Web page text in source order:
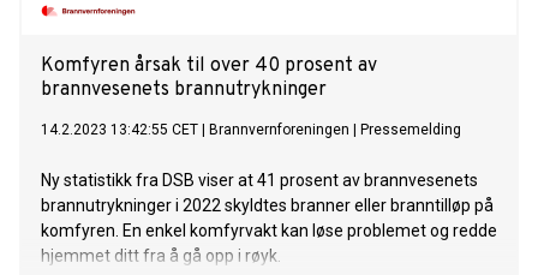
Komfyren årsak til over 40 prosent av
brannvesenets brannutrykninger
14.2.2023 13:42:55 CET Brannvernforeningen Pressemelding
Ny statistikk fra DSB viser at 41 prosent av brannvesenets
brannutrykninger i 2022 skyldtes branner eller branntilløp på
komfyren. En enkel komfyrvakt kan løse problemet og redde
hjemmet ditt fra å gå opp i røyk.